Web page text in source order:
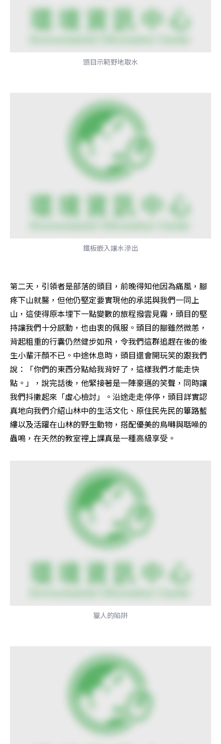
頭目示範野地取水
鐵板嵌入讓水滲出
第二天，引領者是部落的頭目，前晚得知他因為痛風，腳
疼下山就醫，但他仍堅定要實現他的承諾與我們一同上
山，這使得原本埋下一點變數的旅程撥雲見霧，頭目的堅
持讓我們十分感動，也由衷的佩服。頭目的腳雖然微恙，
背起粗重的行囊仍然健步如飛，令我們這群追趕在後的後
生小輩汗顏不已。中途休息時，頭目還會開玩笑的跟我們
說：「你們的東西分點給我背好了，這樣我們才能走快
點。」，說完話後，他緊接著是一陣豪邁的笑聲，同時讓
我們抖擻起來「虛心檢討」。沿途走走停停，頭目詳實認
真地向我們介紹山林中的生活文化、原住民先民的篳路藍
縷以及活躍在山林的野生動物，搭配優美的鳥囀與聒噪的
蟲鳴，在天然的教室裡上課真是一種高級享受。
獵人的陷阱